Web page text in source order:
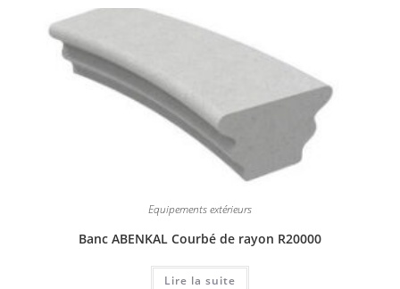
Equipements extérieurs
Banc ABENKAL Courbé de rayon R20000
Lire la suite